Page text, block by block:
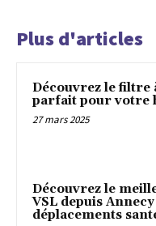
Plus d'articles
Découvrez le filtre
parfait pour votre
27 mars 2025
Découvrez le
VSL depuis
déplacements